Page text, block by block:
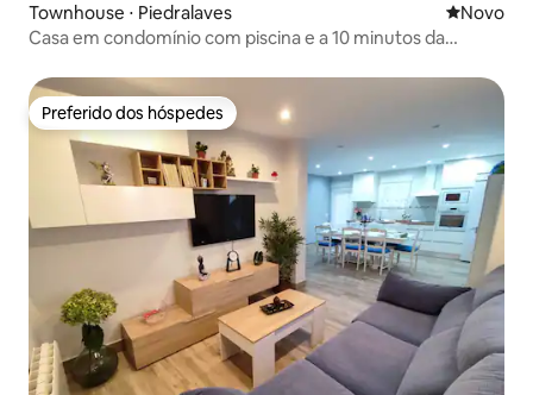
Townhouse ⋅ Piedralaves Novo
Novo
Casa em condomínio com piscina e a 10 minutos da
Preferido dos hóspedes
Preferido dos hóspedes